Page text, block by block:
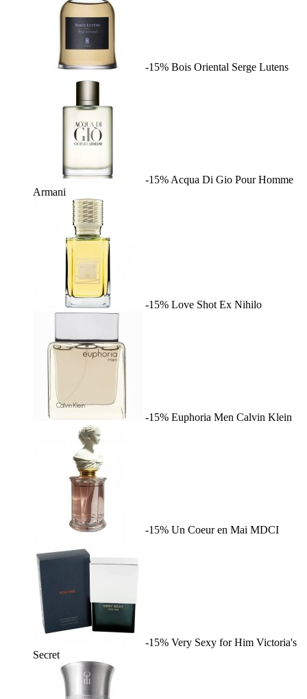
-15% Bois Oriental Serge Lutens
-15% Acqua Di Gio Pour Homme
Armani
-15% Love Shot Ex Nihilo
-15% Euphoria Men Calvin Klein
-15% Un Coeur en Mai MDCI
-15% Very Sexy for Him Victoria's
Secret